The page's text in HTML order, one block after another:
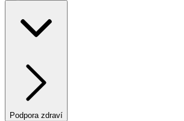
Podpora zdraví